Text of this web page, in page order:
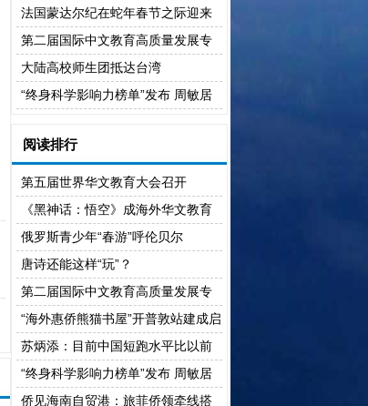
桥 促菲琼教育合作
法国蒙达尔纪在蛇年春节之际迎来
中国学生访问团
第二届国际中文教育高质量发展专
家研讨会举行
大陆高校师生团抵达台湾
“终身科学影响力榜单”发布 周敏居
阅读排行
第五届世界华文教育大会召开
《黑神话：悟空》成海外华文教育
的“文化盛宴”
俄罗斯青少年“春游”呼伦贝尔
唐诗还能这样“玩”？
第二届国际中文教育高质量发展专
家研讨会举行
“海外惠侨熊猫书屋”开普敦站建成启
用
苏炳添：目前中国短跑水平比以前
高出一大截
“终身科学影响力榜单”发布 周敏居
华人社会学家榜首
侨见海南自贸港：旅菲侨领牵线搭